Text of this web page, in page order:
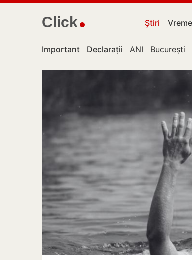
Click Știri
Important Declarații ANI București